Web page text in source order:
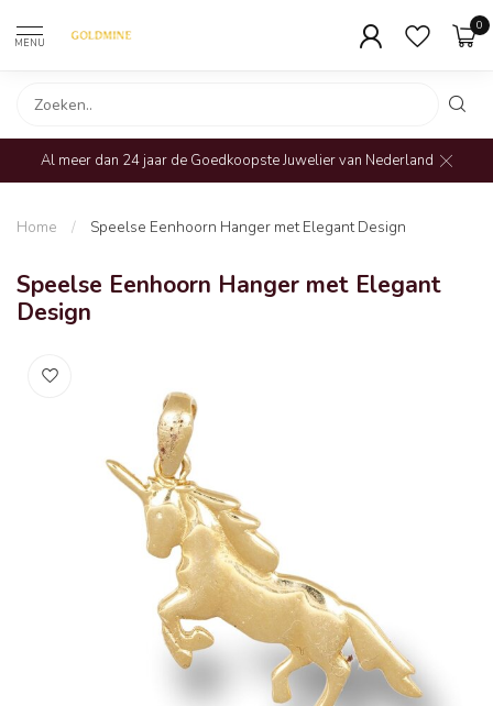
MENU
0
Al meer dan 24 jaar de Goedkoopste Juwelier van Nederland
Home / Speelse Eenhoorn Hanger met Elegant Design
Speelse Eenhoorn Hanger met Elegant
Design